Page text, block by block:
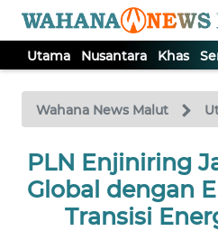
Utama Nusantara Khas
Wahana News Malut
PLN Enjiniring
Global dengan
Transisi
TV
Tutup
UTAMA
NUSANTARA